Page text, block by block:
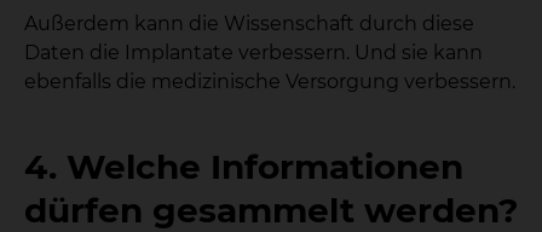
Außerdem kann die Wissenschaft durch diese
Daten die Implantate verbessern. Und sie kann
ebenfalls die medizinische Versorgung verbessern.
4. Welche Informationen
dürfen gesammelt werden?